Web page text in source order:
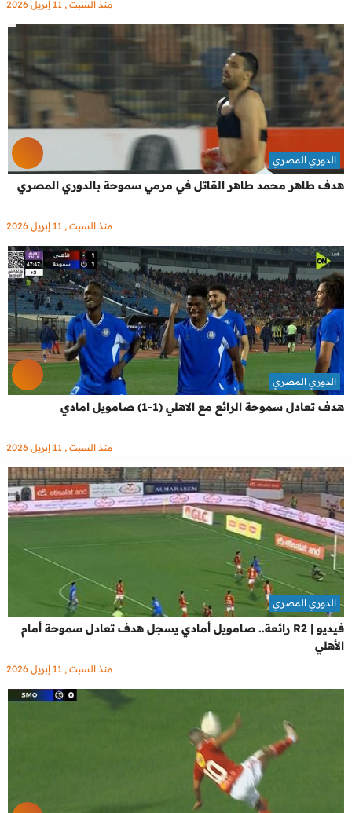
منذ السبت , 11 إبريل 2026
هدف طاهر محمد طاهر القاتل في مرمي سموحة بالدوري المصري
الدوري المصري
منذ السبت , 11 إبريل 2026
هدف تعادل سموحة الرائع مع الاهلي (1-1) صامويل امادي
الدوري المصري
منذ السبت , 11 إبريل 2026
فيديو | R2 رائعة.. صامويل أمادي يسجل هدف تعادل سموحة أمام
الأهلي
الدوري المصري
منذ السبت , 11 إبريل 2026